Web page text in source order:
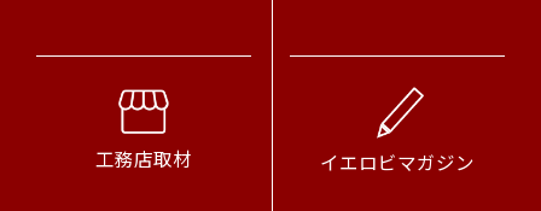
工務店取材 イエロビマガジン